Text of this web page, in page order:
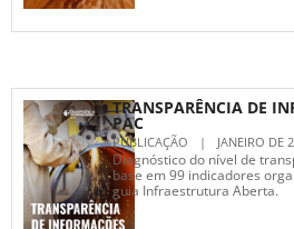
TRANSPARÊNCIA DE
PAC
PUBLICAÇÃO | JANEIRO DE
Diagnóstico do nível de
base em 99 indicadores
guia Infraestrutura Aberta.